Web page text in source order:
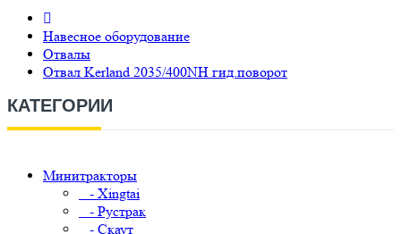
Навесное оборудование
Отвалы
Отвал Kerland 2035/400NH гид.поворот
КАТЕГОРИИ
Минитракторы
- Xingtai
- Рустрак
- Скаут